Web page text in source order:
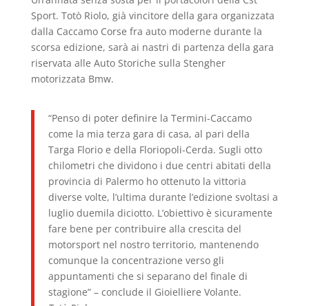
Sport. Totò Riolo, già vincitore della gara organizzata
dalla Caccamo Corse fra auto moderne durante la
scorsa edizione, sarà ai nastri di partenza della gara
riservata alle Auto Storiche sulla Stengher
motorizzata Bmw.
“Penso di poter definire la Termini-Caccamo
come la mia terza gara di casa, al pari della
Targa Florio e della Floriopoli-Cerda. Sugli otto
chilometri che dividono i due centri abitati della
provincia di Palermo ho ottenuto la vittoria
diverse volte, l’ultima durante l’edizione svoltasi a
luglio duemila diciotto. L’obiettivo è sicuramente
fare bene per contribuire alla crescita del
motorsport nel nostro territorio, mantenendo
comunque la concentrazione verso gli
appuntamenti che si separano del finale di
stagione” – conclude il Gioielliere Volante.